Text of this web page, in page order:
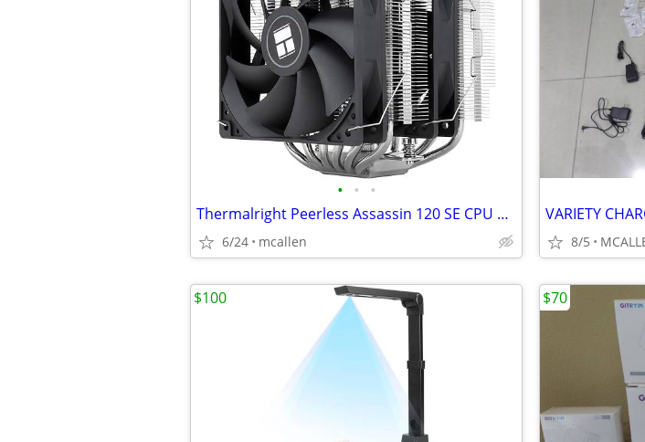
• • •
Thermalright Peerless Assassin 120 SE CPU Cooler,
6/24 mcallen 8/5
$100 $70